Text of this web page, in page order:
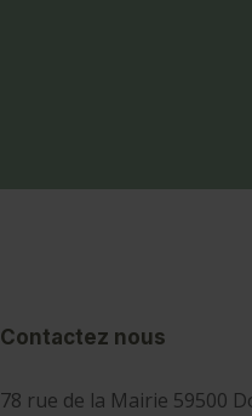
Contactez nous
78 rue de la Mairie 59500